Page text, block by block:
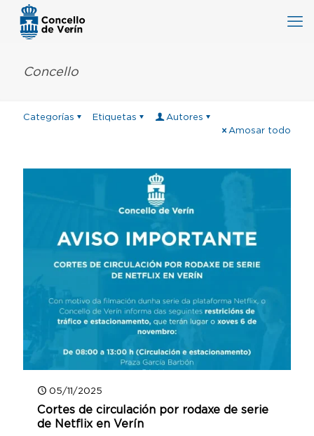
Concello
Categorías Etiquetas
Autores
Amosar todo
05/11/2025
Cortes de circulación por rodaxe de serie
de Netflix en Verín